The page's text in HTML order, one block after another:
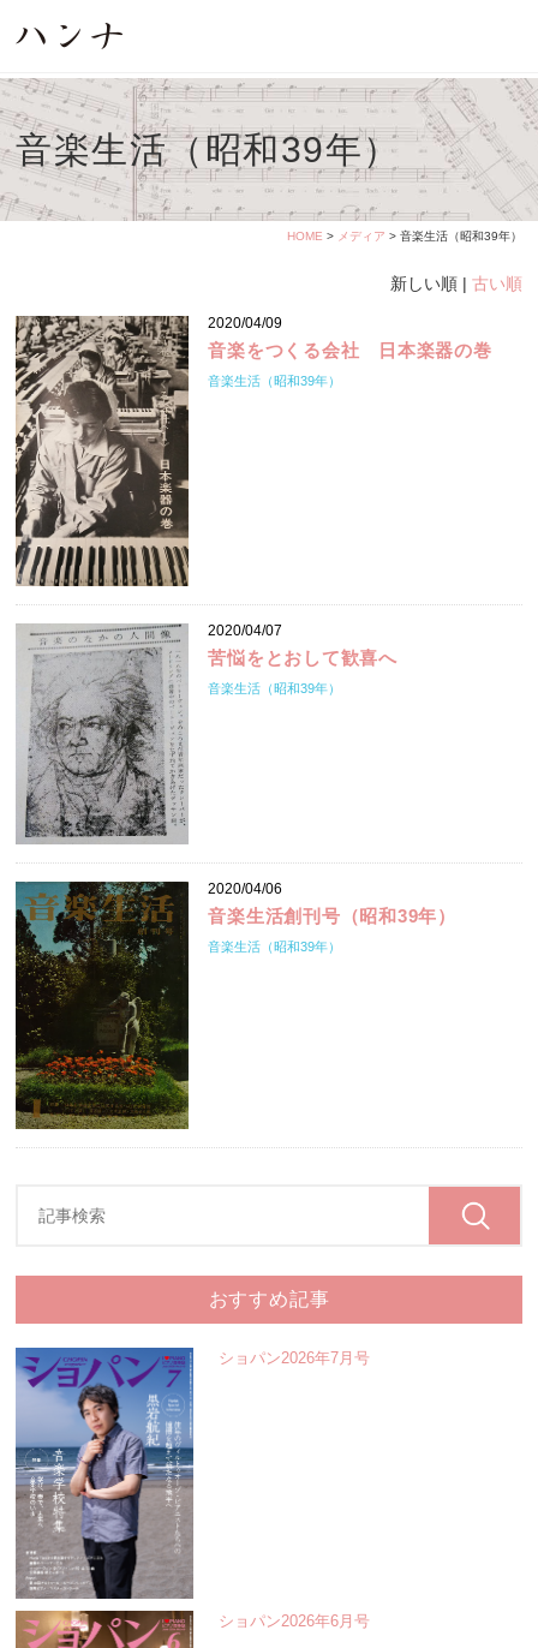
音楽生活（昭和39年）
HOME > メディア > 音楽生活（昭和39年）
新しい順 | 古い順
2020/04/09
音楽をつくる会社 日本楽器の巻
音楽生活（昭和39年）
2020/04/07
苦悩をとおして歓喜へ
音楽生活（昭和39年）
2020/04/06
音楽生活創刊号（昭和39年）
音楽生活（昭和39年）
おすすめ記事
ショパン2026年7月号
ショパン2026年6月号